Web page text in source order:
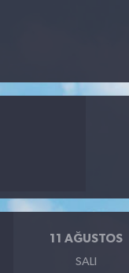
11 AĞUSTOS
SALI